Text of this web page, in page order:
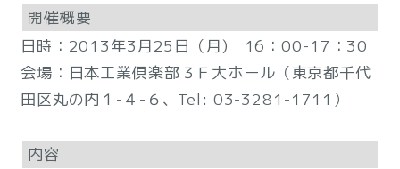
開催概要
日時：2013年3月25日（月) 16：00-17：30
会場：日本工業倶楽部３Ｆ大ホール（東京都千代
田区丸の内１-４-６、Tel: 03-3281-1711）
内容